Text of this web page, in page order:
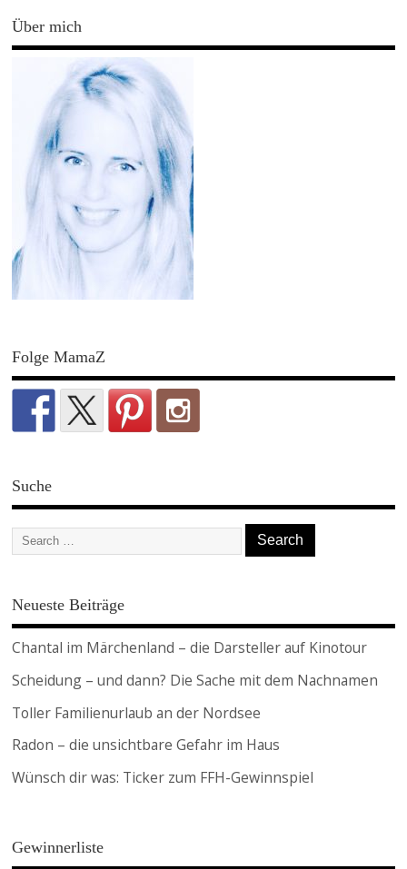
Über mich
Folge MamaZ
Suche
Neueste Beiträge
Chantal im Märchenland – die Darsteller auf Kinotour
Scheidung – und dann? Die Sache mit dem Nachnamen
Toller Familienurlaub an der Nordsee
Radon – die unsichtbare Gefahr im Haus
Wünsch dir was: Ticker zum FFH-Gewinnspiel
Gewinnerliste